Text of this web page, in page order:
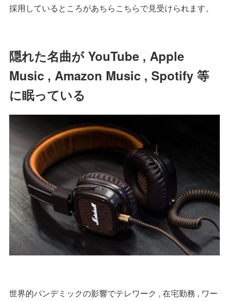
採用しているところがあちらこちらで見受けられます。
隠れた名曲が YouTube , Apple
Music , Amazon Music , Spotify 等
に眠っている
世界的パンデミックの影響でテレワーク , 在宅勤務 , ワー